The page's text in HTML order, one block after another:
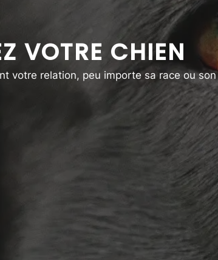
VOTRE CHIEN
votre relation, peu importe sa race ou